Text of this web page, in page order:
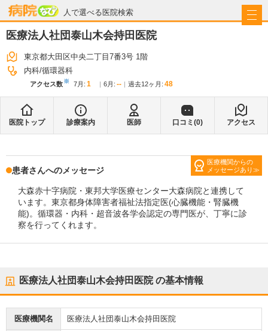
人で選べる医院検索
病院なび
医療法人社団泰山木会持田医院
東京都大田区中央二丁目7番3号 1階
内科 循環器科
アクセス数※ 7月 : 1 6月 : -- 過去12ヶ月: 48
医院トップ 診療案内 医師 口コミ(0) アクセス
医療機関からの
メッセージあり
患者さんへのメッセージ
大森赤十字病院・東邦大学医療センター大森病院と連携して
います。東京都身体障害者福祉法指定医(心臓機能・腎臓機
能)。循環器・内科・超音波各学会認定の専門医が、丁寧に診
察を行ってくれます。
医療法人社団泰山木会持田医院の基本情報
医療機関名 医療法人社団泰山木会持田医院